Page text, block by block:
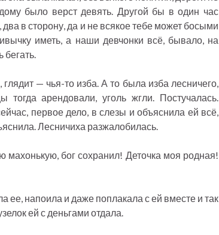
было верст девять. Другой бы в один час
в сторону, да и не всякое тебе может босыми
иметь, а наши девчонки всё, бывало, на
бегать.
— чья-то изба. А то была изба лесничего,
арендовали, уголь жгли. Постучалась.
первое дело, в слезы и объяснила ей всё,
Лесничиха разжалобилась.
бог сохранил! Деточка моя родная!
ее, напоила и даже поплакала с ей вместе и так
ей с деньгами отдала.